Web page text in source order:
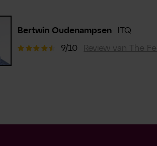
Bertwin Oudenampsen ITQ
9/10 Review van The